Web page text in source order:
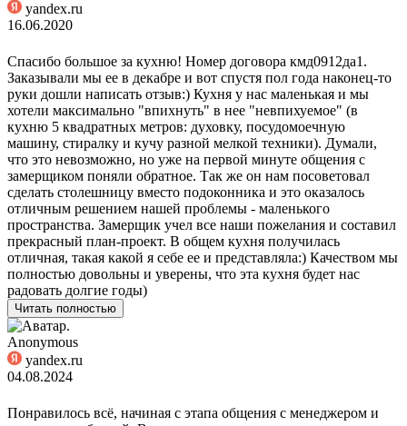
yandex.ru
16.06.2020
Спасибо большое за кухню! Номер договора кмд0912да1.
Заказывали мы ее в декабре и вот спустя пол года наконец-то
руки дошли написать отзыв:) Кухня у нас маленькая и мы
хотели максимально "впихнуть" в нее "невпихуемое" (в
кухню 5 квадратных метров: духовку, посудомоечную
машину, стиралку и кучу разной мелкой техники). Думали,
что это невозможно, но уже на первой минуте общения с
замерщиком поняли обратное. Так же он нам посоветовал
сделать столешницу вместо подоконника и это оказалось
отличным решением нашей проблемы - маленького
пространства. Замерщик учел все наши пожелания и составил
прекрасный план-проект. В общем кухня получилась
отличная, такая какой я себе ее и представляла:) Качеством мы
полностью довольны и уверены, что эта кухня будет нас
радовать долгие годы)
Читать полностью
Anonymous
yandex.ru
04.08.2024
Понравилось всё, начиная с этапа общения с менеджером и